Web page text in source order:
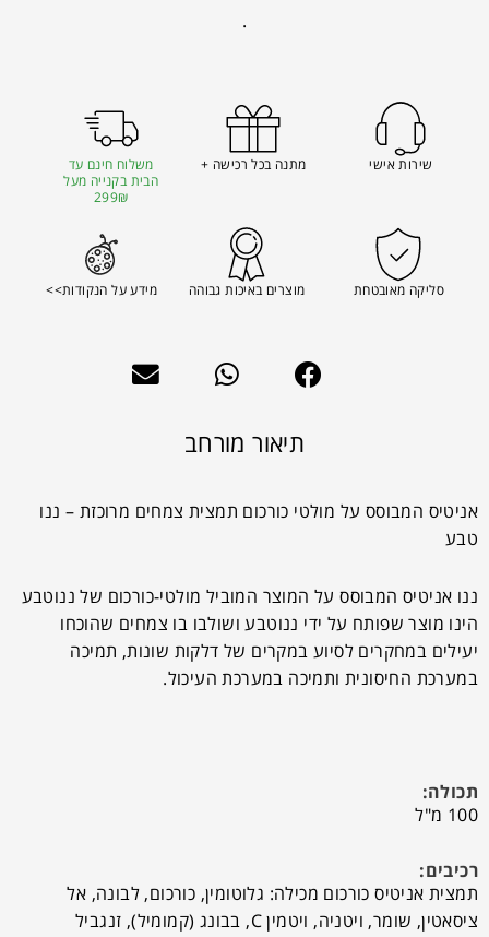
.
שירות אישי מתנה בכל רכישה +
משלוח חינם עד
הבית בקנייה מעל
299₪
סליקה מאובטחת מוצרים באיכות גבוהה מידע על הנקודות>>
תיאור מורחב
אניטיס המבוסס על מולטי כורכום תמצית צמחים מרוכזת – ננו
טבע
ננו אניטיס המבוסס על המוצר המוביל מולטי-כורכום של ננוטבע
הינו מוצר שפותח על ידי ננוטבע ושולבו בו צמחים שהוכחו
יעילים במחקרים לסיוע במקרים של דלקות שונות, תמיכה
במערכת החיסונית ותמיכה במערכת העיכול.
תכולה:
100 מ"ל
רכיבים:
תמצית אניטיס כורכום מכילה: גלוטומין, כורכום, לבונה, אל
ציסאטין, שומר, ויטניה, ויטמין C, בבונג (קמומיל), זנגביל